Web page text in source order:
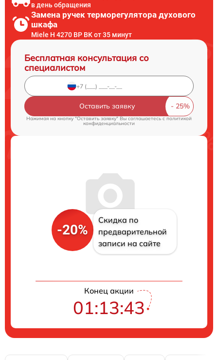
в день обращения
Замена ручек терморегулятора духового
шкафа
Miele H 4270 BP BK от 35 минут
Бесплатная консультация со
специалистом
Оставить заявку
Нажимая на кнопку "Оставить заявку" Вы соглашаетесь cполитикой
конфиденциальности
-20%
Скидка по
предварительной
записи на сайте
Конец акции
01:13:42